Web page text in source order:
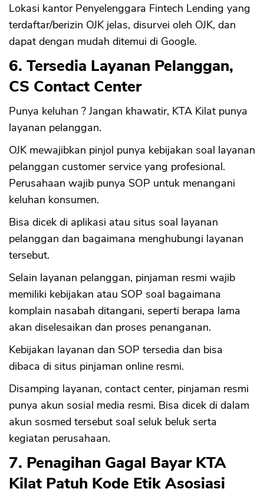
Lokasi kantor Penyelenggara Fintech Lending yang
terdaftar/berizin OJK jelas, disurvei oleh OJK, dan
dapat dengan mudah ditemui di Google.
6. Tersedia Layanan Pelanggan,
CS Contact Center
Punya keluhan ? Jangan khawatir, KTA Kilat punya
layanan pelanggan.
OJK mewajibkan pinjol punya kebijakan soal layanan
pelanggan customer service yang profesional.
Perusahaan wajib punya SOP untuk menangani
keluhan konsumen.
Bisa dicek di aplikasi atau situs soal layanan
pelanggan dan bagaimana menghubungi layanan
tersebut.
Selain layanan pelanggan, pinjaman resmi wajib
memiliki kebijakan atau SOP soal bagaimana
komplain nasabah ditangani, seperti berapa lama
akan diselesaikan dan proses penanganan.
Kebijakan layanan dan SOP tersedia dan bisa
dibaca di situs pinjaman online resmi.
Disamping layanan, contact center, pinjaman resmi
punya akun sosial media resmi. Bisa dicek di dalam
akun sosmed tersebut soal seluk beluk serta
kegiatan perusahaan.
7. Penagihan Gagal Bayar KTA
Kilat Patuh Kode Etik Asosiasi